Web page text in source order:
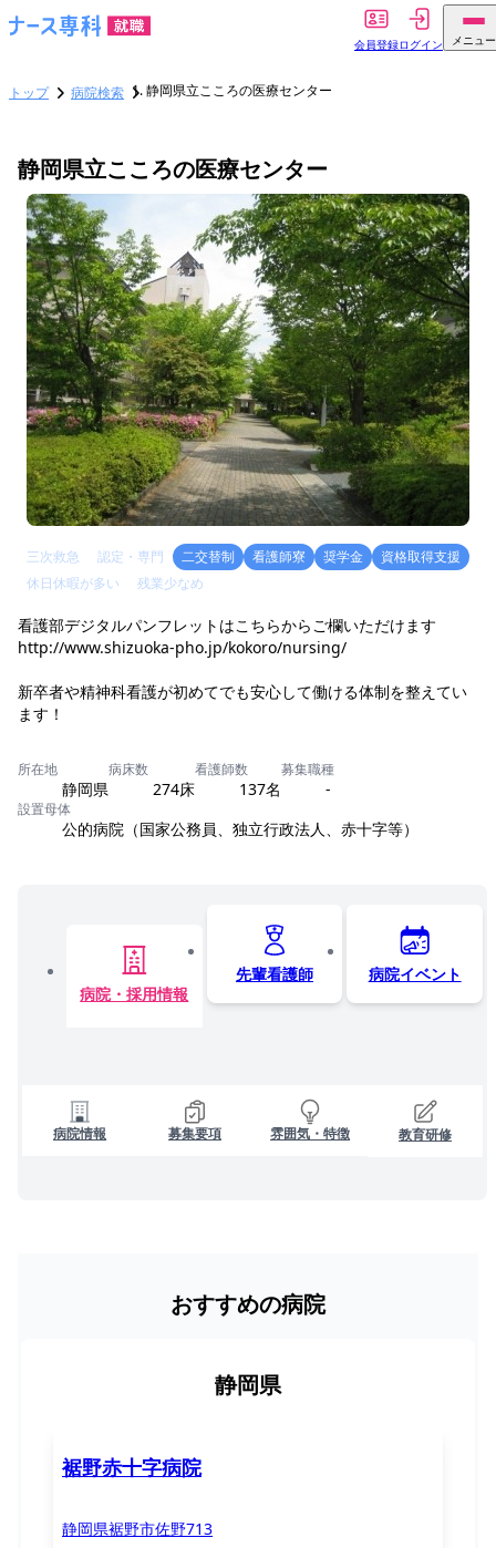
会員登録ログイン メニュー
トップ 病院検索 静岡県立こころの医療センター
静岡県立こころの医療センター
三次救急 認定・専門 二交替制 看護師寮 奨学金
資格取得支援
休日休暇が多い
残業少なめ
看護部デジタルパンフレットはこちらからご欄いただけます
http://www.shizuoka-pho.jp/kokoro/nursing/
新卒者や精神科看護が初めてでも安心して働ける体制を整えてい
ます！
所在地
静岡県
病床数
274床
看護師数
137名
募集職種
-
設置母体
公的病院（国家公務員、独立行政法人、赤十字等）
病院・採用情報
先輩看護師 病院イベント
病院情報 募集要項 雰囲気・特徴 教育研修
おすすめの病院
静岡県
裾野赤十字病院
静岡県裾野市佐野713